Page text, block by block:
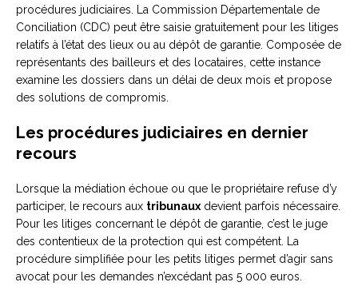
procédures judiciaires. La Commission Départementale de
Conciliation (CDC) peut être saisie gratuitement pour les litiges
relatifs à l’état des lieux ou au dépôt de garantie. Composée de
représentants des bailleurs et des locataires, cette instance
examine les dossiers dans un délai de deux mois et propose
des solutions de compromis.
Les procédures judiciaires en dernier
recours
Lorsque la médiation échoue ou que le propriétaire refuse d’y
participer, le recours aux tribunauxdevient parfois nécessaire.
Pour les litiges concernant le dépôt de garantie, c’est le juge
des contentieux de la protection qui est compétent. La
procédure simplifiée pour les petits litiges permet d’agir sans
avocat pour les demandes n’excédant pas 5 000 euros.